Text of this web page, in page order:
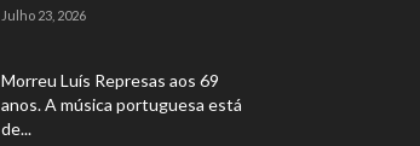
Julho 23, 2026
Morreu Luís Represas aos 69
anos. A música portuguesa está
de...